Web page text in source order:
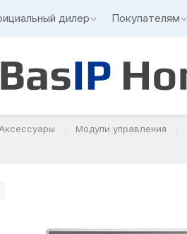
дилер Покупателям
Аксессуары Модули управления